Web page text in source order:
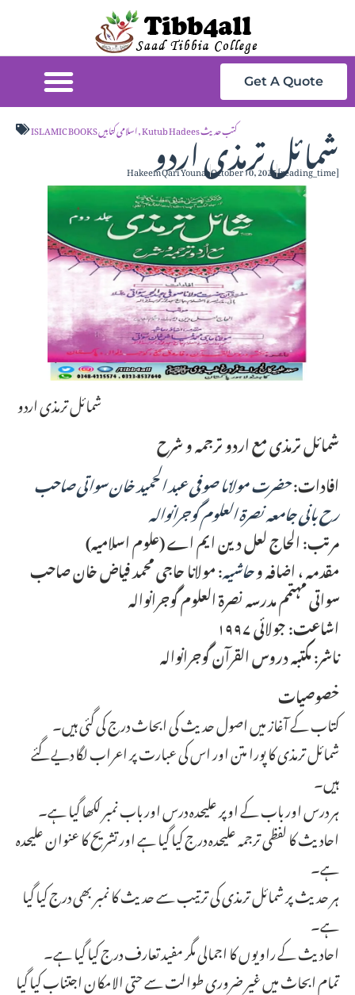
Get A Quote
ISLAMIC BOOKS اسلامی کتابیں, Kutub Hadees کتب حدیث
شمائل ترمذی اردو
Hakeem Qari YounasOctober 10, 2025[reading_time]
شمائل ترمذی اردو
شمائل ترمذی مع اردو ترجمہ و شرح
افادات:حضرت مولانا صوفی عبد الحمید خان سواتی صاحب
رح بانی جامعہ نصرة العلوم گوجرانوالہ
مرتب: الحاج لعل دین ایم اے (علوم اسلامیہ)
مقدمہ ، اضافہ وحاشیہ: مولانا حاجی محمد فیاض خان صاحب
سواتی مہتمم مدرسہ نصرة العلوم گوجرانوالہ
اشاعت: جولائی ۱۹۹۷
ناشر: مکتبہ دروس القرآن گوجرانوالہ
خصوصیات
کتاب کے آغاز میں اصول حدیث کی ابحاث درج کی گئی ہیں۔
شمائل ترمذی کا پورا متن اور اس کی عبارت پر اعراب لگا دیے گئے
ہیں۔
ہر درس اور باب کے اوپر علیحدہ درس اور باب نمبر لکھا گیا ہے۔
احادیث کا لفظی ترجمہ علیحدہ درج کیا گیا ہے اور تشریح کا عنوان علیحدہ
ہے۔
ہر حدیث پر شمائل ترمذی کی ترتیب سے حدیث کا نمبر بھی درج کیا گیا
ہے۔
احادیث کے راویوں کا اجمالی مگر مفید تعارف درج کیا گیا ہے۔
تمام ابحاث میں غیر ضروری طوالت سے حتی الامکان اجتناب کیا گیا